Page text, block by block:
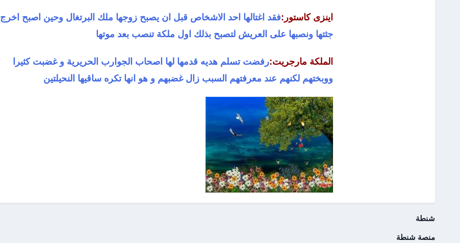
اينزى كاستور:فقد اغتالها احد الاشخاص قبل ان يصبح زوجها ملك البرتغال وحين اصبح اخرج
جثتها ونصبها على العريش لتصبح بذلك اول ملكة تنصب بعد موتها
الملكة مارجريت:رفضت تسلم هديه قدمها لها اصحاب الجوارب الحريرية و غضبت كثيرا
ووبختهم لكنهم عند معرفتهم السبب زال غضبهم و هو انها تكره ساقيها النحيلتين
شنطة
منصة شنطة